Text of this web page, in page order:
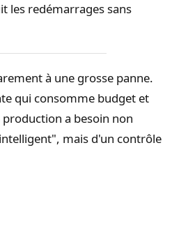
les redémarrages sans
à une grosse panne.
qui consomme budget et
a besoin non
mais d'un contrôle